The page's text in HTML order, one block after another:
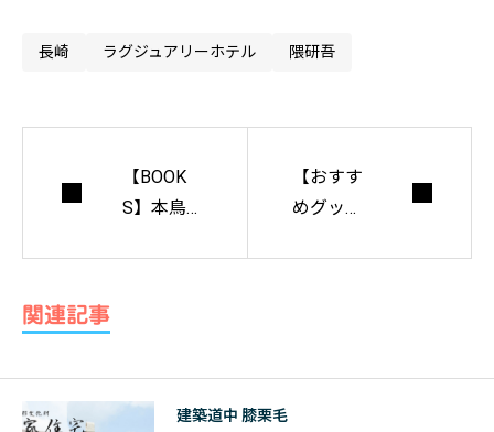
長崎 ラグジュアリーホテル 隈研吾
【BOOK
S】本鳥
住宅新報
【おすす
めグッ
関連記事
建築道中 膝栗毛